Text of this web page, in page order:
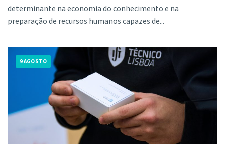
determinante na economia do conhecimento e na
preparação de recursos humanos capazes de...
9 AGOSTO